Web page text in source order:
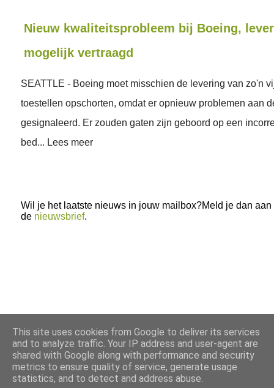
Nieuw kwaliteitsprobleem bij Boeing,
mogelijk vertraagd
SEATTLE - Boeing moet misschien de levering van zo'n
toestellen opschorten, omdat er opnieuw problemen aan
gesignaleerd. Er zouden gaten zijn geboord op een
bed... Lees meer
Wil je het laatste nieuws in jouw mailbox?Meld je dan aan
de nieuwsbrief.
This site uses cookies from Google to deliver its services
and to analyze traffic. Your IP address and user-agent are
shared with Google along with performance and security
metrics to ensure quality of service, generate usage
statistics, and to detect and address abuse.